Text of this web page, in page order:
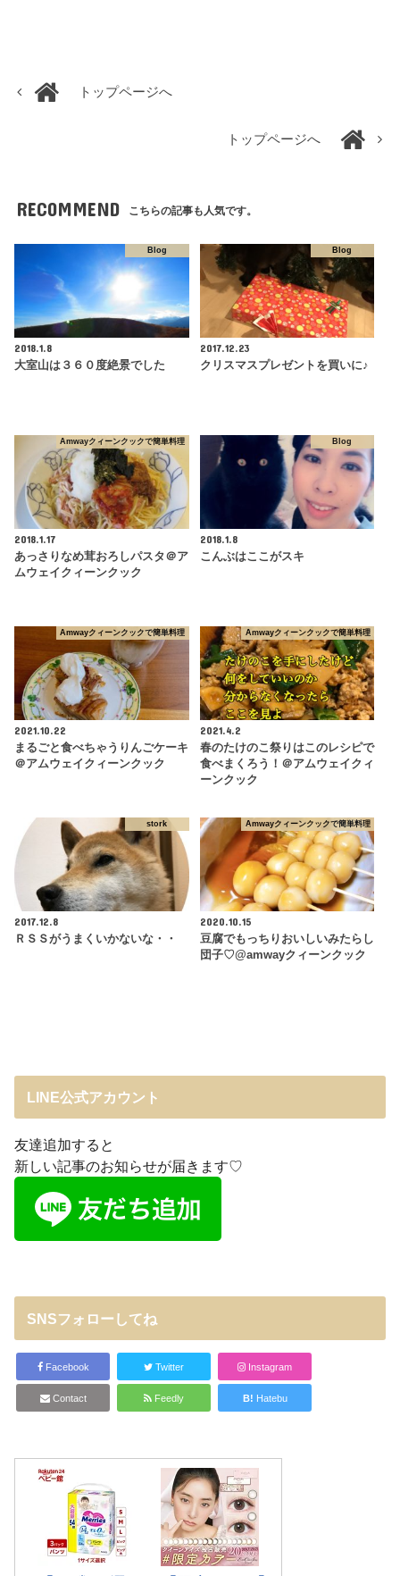
トップページへ
トップページへ
RECOMMEND こちらの記事も人気です。
Blog
2018.1.8
大室山は３６０度絶景でした
Blog
2017.12.23
クリスマスプレゼントを買いに♪
Amwayクィーンクックで簡単料理
2018.1.17
あっさりなめ茸おろしパスタ＠ア
ムウェイクィーンクック
Blog
2018.1.8
こんぶはここがスキ
Amwayクィーンクックで簡単料理
2021.10.22
まるごと食べちゃうりんごケーキ
＠アムウェイクィーンクック
Amwayクィーンクックで簡単料理
2021.4.2
春のたけのこ祭りはこのレシピで
食べまくろう！＠アムウェイクィ
ーンクック
stork
2017.12.8
ＲＳＳがうまくいかないな・・
Amwayクィーンクックで簡単料理
2020.10.15
豆腐でもっちりおいしいみたらし
団子♡@amwayクィーンクック
LINE公式アカウント
友達追加すると
新しい記事のお知らせが届きます♡
SNSフォローしてね
Facebook Twitter Instagram
Contact Feedly B! Hatebu